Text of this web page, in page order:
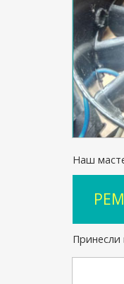
Наш
Принесли